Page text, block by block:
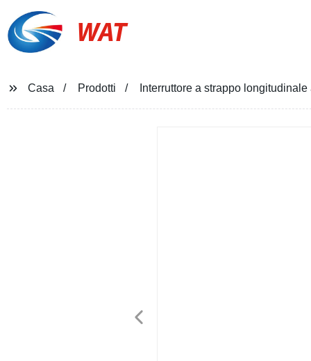
WAT
Casa Prodotti Interruttore a strappo